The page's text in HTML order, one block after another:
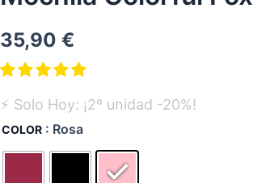
35,90 €
COLOR : Rosa